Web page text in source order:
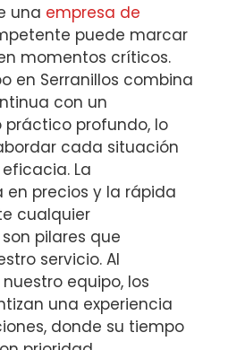
una empresa de
puede marcar
momentos críticos.
en Serranillos combina
con un
profundo, lo
cada situación
La
en precios y la rápida
cualquier
pilares que
servicio. Al
equipo, los
una experiencia
donde su tiempo